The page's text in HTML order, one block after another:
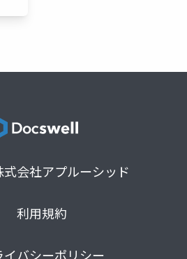
会社アプルーシッド
利用規約
イバシーポリシー